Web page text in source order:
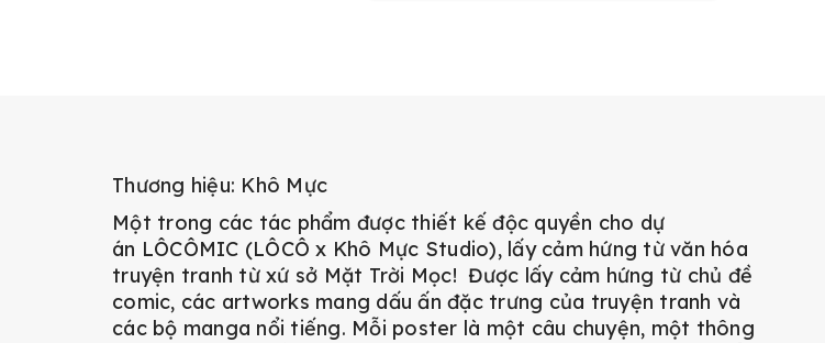
Thương hiệu: Khô Mực
Một trong các tác phẩm được thiết kế độc quyền cho dự
án LÔCÔMIC (LÔCÔ x Khô Mực Studio), lấy cảm hứng từ văn hóa
truyện tranh từ xứ sở Mặt Trời Mọc! Được lấy cảm hứng từ chủ đề
comic, các artworks mang dấu ấn đặc trưng của truyện tranh và
các bộ manga nổi tiếng. Mỗi poster là một câu chuyện, một thông